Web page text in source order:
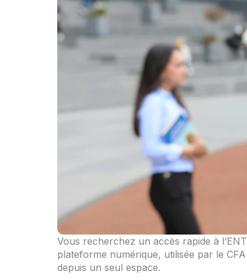
Vous recherchez un accès rapide à
plateforme numérique, utilisée par le
depuis un seul espace.